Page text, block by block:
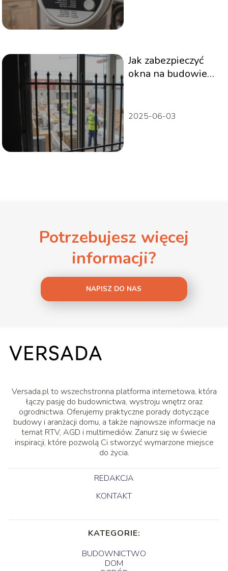
Jak zabezpieczyć
okna na budowie
2025-06-03
Potrzebujesz więcej
informacji?
NAPISZ DO NAS
Versada.pl to wszechstronna platforma internetowa, która
łączy pasję do budownictwa, wystroju wnętrz oraz
ogrodnictwa. Oferujemy praktyczne porady dotyczące
budowy i aranżacji domu, a także najnowsze informacje na
temat RTV, AGD i multimediów. Zanurz się w świecie
inspiracji, które pozwolą Ci stworzyć wymarzone miejsce
do życia.
REDAKCJA
KONTAKT
KATEGORIE:
BUDOWNICTWO
DOM